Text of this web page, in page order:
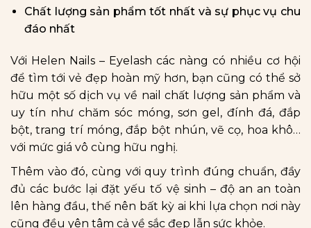
Chất lượng sản phẩm tốt nhất và sự phục vụ chu
đáo nhất
Với Helen Nails – Eyelash các nàng có nhiều cơ hội
để tìm tới vẻ đẹp hoàn mỹ hơn, bạn cũng có thể sở
hữu một số dịch vụ về nail chất lượng sản phẩm và
uy tín như chăm sóc móng, sơn gel, đính đá, đắp
bột, trang trí móng, đắp bột nhún, vẽ cọ, hoa khô…
với mức giá vô cùng hữu nghị.
Thêm vào đó, cùng với quy trình đúng chuẩn, đầy
đủ các bước lại đặt yếu tố vệ sinh – độ an an toàn
lên hàng đầu, thế nên bất kỳ ai khi lựa chọn nơi này
cũng đều yên tâm cả về sắc đẹp lẫn sức khỏe.